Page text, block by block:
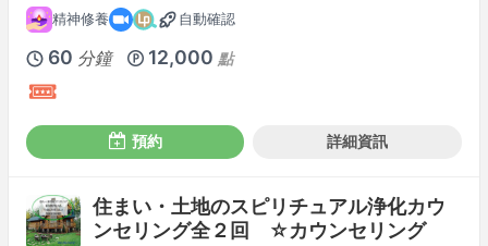
精神修養 自動確認
60 分鐘 12,000 點
預約 詳細資訊
住まい・土地のスピリチュアル浄化カウ
ンセリング全２回 ☆カウンセリング